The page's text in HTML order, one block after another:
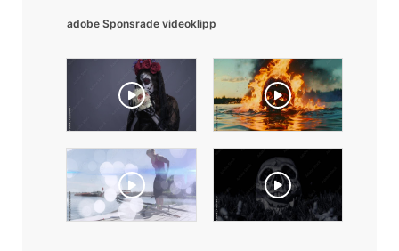
adobe Sponsrade videoklipp